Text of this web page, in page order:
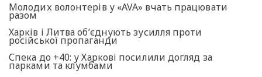
Молодих волонтерів у «AVA» вчать працювати
разом
Харків і Литва об’єднують зусилля проти
російської пропаганди
Спека до +40: у Харкові посилили догляд за
парками та клумбами